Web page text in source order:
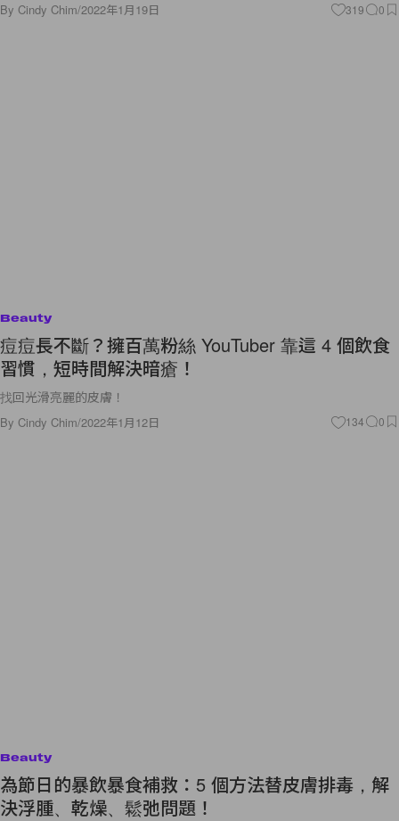
By Cindy Chim/2022年1月19日 319 0
Beauty
痘痘長不斷？擁百萬粉絲 YouTuber 靠這 4 個飲食
習慣，短時間解決暗瘡！
找回光滑亮麗的皮膚！
By Cindy Chim/2022年1月12日 134 0
Beauty
為節日的暴飲暴食補救：5 個方法替皮膚排毒，解
決浮腫、乾燥、鬆弛問題！